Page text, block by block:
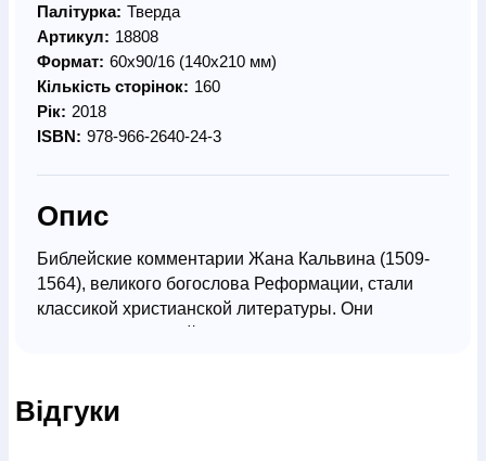
Палітурка: Тверда
Артикул: 18808
Формат: 60х90/16 (140х210 мм)
Кількість сторінок: 160
Рік: 2018
ISBN: 978-966-2640-24-3
Опис
Библейские комментарии Жана Кальвина (1509-
1564), великого богослова Реформации, стали
классикой христианской литературы. Они
его труд, написанный в середине XVI века,
Відгуки